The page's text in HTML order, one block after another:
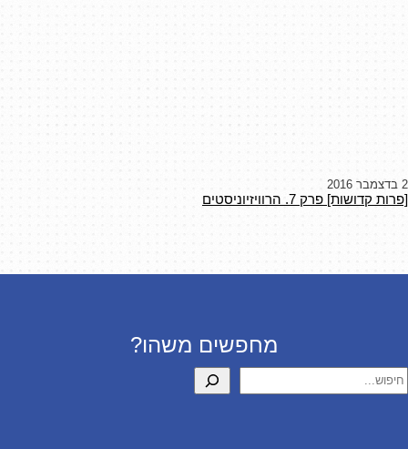
2 בדצמבר 2016
[פרות קדושות] פרק 7. הרוויזיוניסטים
מחפשים משהו?
חיפוש